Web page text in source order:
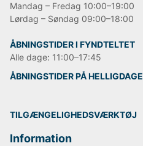
Mandag – Fredag 10:00–19:00
Lørdag – Søndag 09:00–18:00
ÅBNINGSTIDER I FYNDTELTET
Alle dage: 11:00–17:45
ÅBNINGSTIDER PÅ HELLIGDAGE
TILGÆNGELIGHEDSVÆRKTØJ
Information